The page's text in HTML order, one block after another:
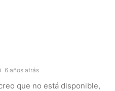
6 años atrás
que no está disponible,